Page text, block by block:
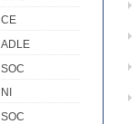
CE
ADLE
SOC
NI
SOC